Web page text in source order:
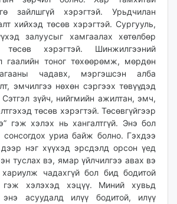
зайлшгүй хэрэгтэй. Урьдчилан
хийхэд төсөв хэрэгтэй. Сургууль,
залуусыг хамгаалах хөтөлбөр
төсөв хэрэгтэй. Шинжилгээний
гаалийн тоног төхөөрөмж, мөрдөн
чадавх, мэргэшсэн алба
эмчилгээ нөхөн сэргээх төвүүдэд
Сэтгэл зүйч, нийгмийн ажилтан, эмч,
төсөв хэрэгтэй. Төсөвгүйгээр
гэж хэлэх нь хангалтгүй. Энэ бол
сонсогдох уриа байж болно. Гэхдээ
нэг хүүхэд эрсдэлд орсон үед
туслах вэ, ямар үйлчилгээ авах вэ
хариулж чадахгүй бол бид бодитой
хэлэхэд хэцүү. Миний хувьд
энэ асуудалд илүү бодитой, илүү